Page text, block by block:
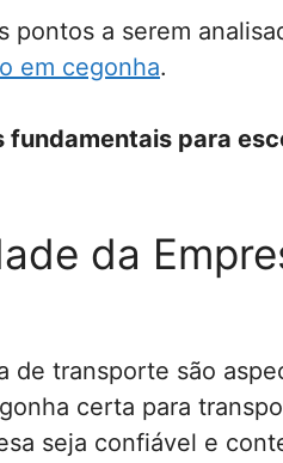
a serem
em cegonha.
fundamentais para
da
de transporte são
certa para
seja confiável e